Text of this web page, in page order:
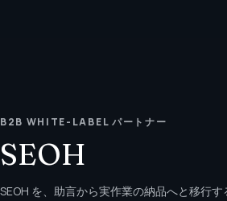
B2B WHITE-LABEL パートナー
SEOH
SEOH を、助言から実作業の納品へと移行